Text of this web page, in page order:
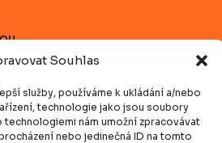
Souhlas
služby, používáme k ukládání a/nebo
technologie jako jsou soubory
nám umožní zpracovávat
nebo jedinečná ID na tomto